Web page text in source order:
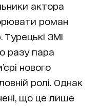
актора
роман
ЗМІ
разу пара
нового
ролі. Однак
що це лише